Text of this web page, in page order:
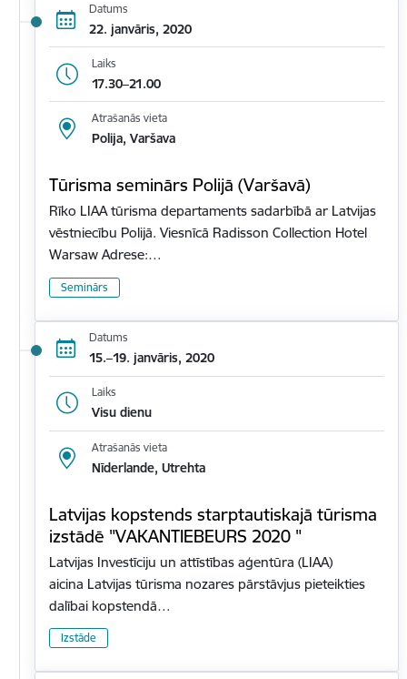
Datums
22. janvāris, 2020
Laiks
17.30–21.00
Atrašanās vieta
Polija, Varšava
Tūrisma seminārs Polijā (Varšavā)
Rīko LIAA tūrisma departaments sadarbībā ar Latvijas
vēstniecību Polijā. Viesnīcā Radisson Collection Hotel
Warsaw Adrese:…
Seminārs
Datums
15.–19. janvāris, 2020
Laiks
Visu dienu
Atrašanās vieta
Nīderlande, Utrehta
Latvijas kopstends starptautiskajā tūrisma
izstādē "VAKANTIEBEURS 2020 "
Latvijas Investīciju un attīstības aģentūra (LIAA)
aicina Latvijas tūrisma nozares pārstāvjus pieteikties
dalībai kopstendā…
Izstāde